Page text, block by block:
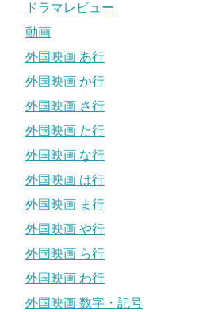
ドラマレビュー
動画
外国映画 あ行
外国映画 か行
外国映画 さ行
外国映画 た行
外国映画 な行
外国映画 は行
外国映画 ま行
外国映画 や行
外国映画 ら行
外国映画 わ行
外国映画 数字・記号